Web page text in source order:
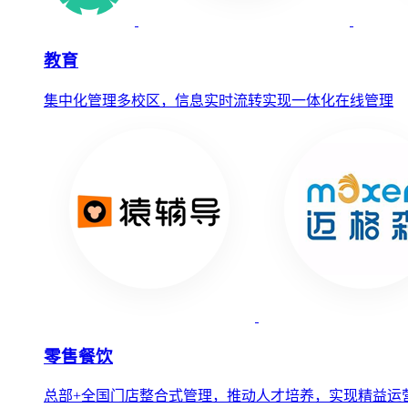
教育
集中化管理多校区，信息实时流转实现一体化在线管理
零售餐饮
总部+全国门店整合式管理，推动人才培养，实现精益运